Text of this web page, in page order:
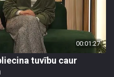
00:01:27
tuvību caur